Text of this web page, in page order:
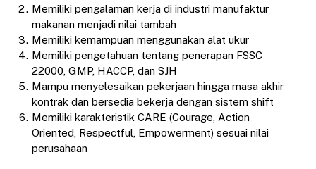
Memiliki pengalaman kerja di industri manufaktur
makanan menjadi nilai tambah
Memiliki kemampuan menggunakan alat ukur
Memiliki pengetahuan tentang penerapan FSSC
22000, GMP, HACCP, dan SJH
Mampu menyelesaikan pekerjaan hingga masa akhir
kontrak dan bersedia bekerja dengan sistem shift
Memiliki karakteristik CARE (Courage, Action
Oriented, Respectful, Empowerment) sesuai nilai
perusahaan